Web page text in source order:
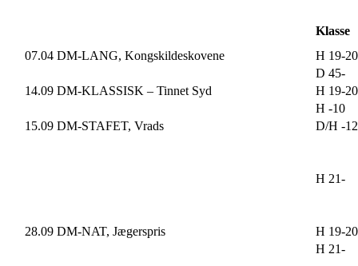
Klasse
07.04 DM-LANG, Kongskildeskovene
H 19-20
D 45-
14.09 DM-KLASSISK – Tinnet Syd
H 19-20
H -10
15.09 DM-STAFET, Vrads
D/H -12
H 21-
28.09 DM-NAT, Jægerspris
H 19-20
H 21-